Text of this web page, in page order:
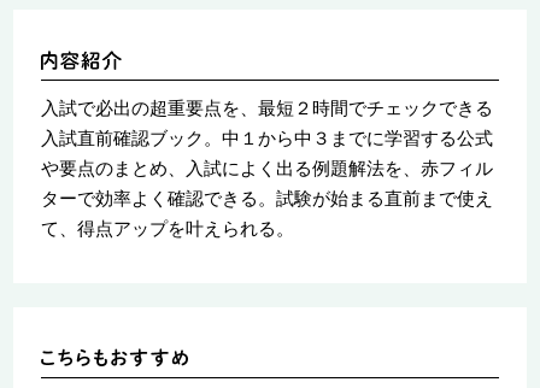
入試で必出の超重要点を、最短２時間でチェックできる
入試直前確認ブック。中１から中３までに学習する公式
や要点のまとめ、入試によく出る例題解法を、赤フィル
ターで効率よく確認できる。試験が始まる直前まで使え
て、得点アップを叶えられる。